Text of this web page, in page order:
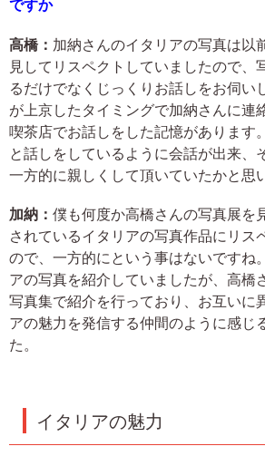
ですか
高橋： 加納さんのイタリアの写真は以
見してリスペクトしていましたので、
るだけでなくじっくりお話しをお伺い
が上京したタイミングで加納さんに連
喫茶店でお話しをした記憶があります
と話しをしているように会話が出来、
一方的に親しくして頂いていたかと思
加納： 僕も何度か高橋さんの写真展を
されているイタリアの写真作品にリス
ので、一方的にという事はないですね
アの写真を紹介していましたが、高橋
写真集で紹介を行っており、お互いに
アの魅力を発信する仲間のように感じ
た。
イタリアの魅力